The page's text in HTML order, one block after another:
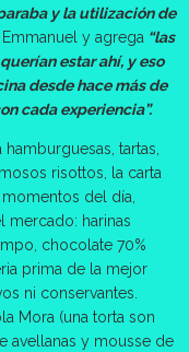
y la utilización de
y agrega “las
estar ahí, y eso
desde hace más de
cada experiencia”.
tartas,
risottos, la carta
del día,
mercado: harinas
chocolate 70%
prima de la mejor
ni conservantes.
Mora (una torta son
avellanas y mousse de